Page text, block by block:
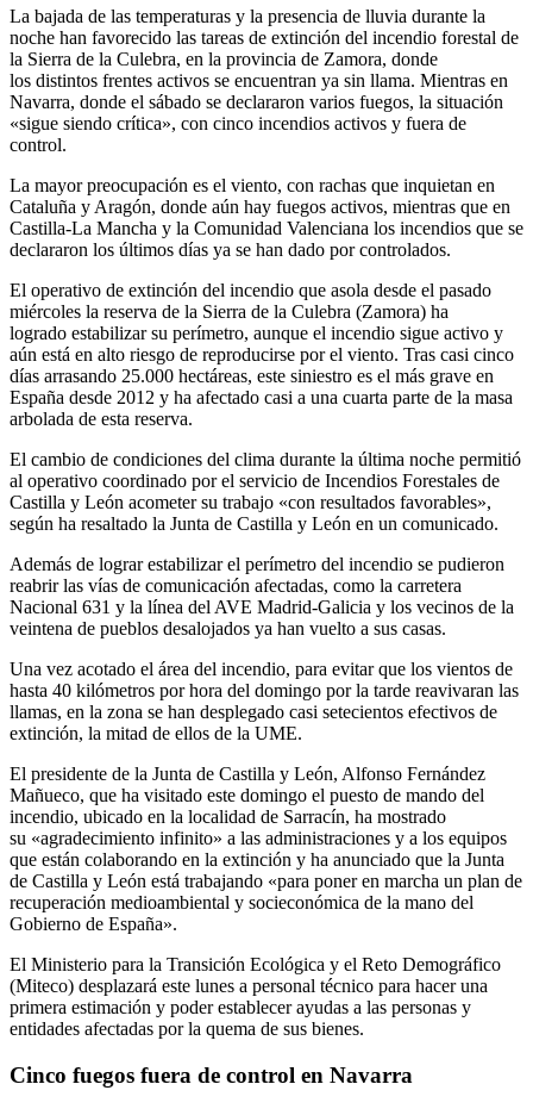
La bajada de las temperaturas y la presencia de lluvia durante la
noche han favorecido las tareas de extinción del incendio forestal de
la Sierra de la Culebra, en la provincia de Zamora, donde
los distintos frentes activos se encuentran ya sin llama. Mientras en
Navarra, donde el sábado se declararon varios fuegos, la situación
«sigue siendo crítica», con cinco incendios activos y fuera de
control.
La mayor preocupación es el viento, con rachas que inquietan en
Cataluña y Aragón, donde aún hay fuegos activos, mientras que en
Castilla-La Mancha y la Comunidad Valenciana los incendios que se
declararon los últimos días ya se han dado por controlados.
El operativo de extinción del incendio que asola desde el pasado
miércoles la reserva de la Sierra de la Culebra (Zamora) ha
logrado estabilizar su perímetro, aunque el incendio sigue activo y
aún está en alto riesgo de reproducirse por el viento. Tras casi cinco
días arrasando 25.000 hectáreas, este siniestro es el más grave en
España desde 2012 y ha afectado casi a una cuarta parte de la masa
arbolada de esta reserva.
El cambio de condiciones del clima durante la última noche permitió
al operativo coordinado por el servicio de Incendios Forestales de
Castilla y León acometer su trabajo «con resultados favorables»,
según ha resaltado la Junta de Castilla y León en un comunicado.
Además de lograr estabilizar el perímetro del incendio se pudieron
reabrir las vías de comunicación afectadas, como la carretera
Nacional 631 y la línea del AVE Madrid-Galicia y los vecinos de la
veintena de pueblos desalojados ya han vuelto a sus casas.
Una vez acotado el área del incendio, para evitar que los vientos de
hasta 40 kilómetros por hora del domingo por la tarde reavivaran las
llamas, en la zona se han desplegado casi setecientos efectivos de
extinción, la mitad de ellos de la UME.
El presidente de la Junta de Castilla y León, Alfonso Fernández
Mañueco, que ha visitado este domingo el puesto de mando del
incendio, ubicado en la localidad de Sarracín, ha mostrado
su «agradecimiento infinito» a las administraciones y a los equipos
que están colaborando en la extinción y ha anunciado que la Junta
de Castilla y León está trabajando «para poner en marcha un plan de
recuperación medioambiental y socieconómica de la mano del
Gobierno de España».
El Ministerio para la Transición Ecológica y el Reto Demográfico
(Miteco) desplazará este lunes a personal técnico para hacer una
primera estimación y poder establecer ayudas a las personas y
entidades afectadas por la quema de sus bienes.
Cinco fuegos fuera de control en Navarra